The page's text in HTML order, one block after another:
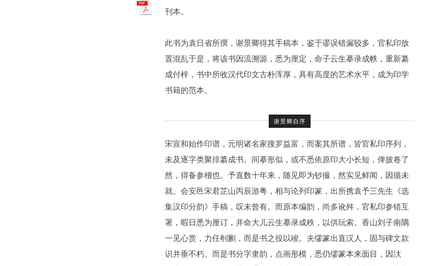
刊本。
此书为袁日省所撰，谢景卿得其手稿本，鉴于谬误错漏较多，官私印放
置混乱于是，将该书因流溯源，悉为厘定，命子云生摹录成帙，重新纂
成付梓，书中所收汉代印文古朴浑厚，具有高度的艺术水平，成为印学
书籍的范本。
谢景卿自序
宋宣和始作印谱，元明诸名家搜罗益富，而案其所谱，皆官私印序列，
未及逐字类聚排纂成书。间摹形似，或不悉依原印大小长短，俾披卷了
然，得备参稽也。予直数十年来，随见即为钞撮，然实见鲜闻，因循未
就。会安邑宋君芷山丙辰游粤，相与论列印篆，出所携袁予三先生《选
集汉印分韵》手稿，叹未曾有。而原本编韵，尚多讹舛，官私印参错互
署，暇日悉为厘订，并命大儿云生摹录成秩，以供玩索。香山刘子南隅
一见心赏，力任剞劂，而是书之役以竣。夫缪篆出直汉人，固与碑文款
识并垂不朽。而是书分字隶韵，点画形模，悉仍缪篆本来面目，因汏